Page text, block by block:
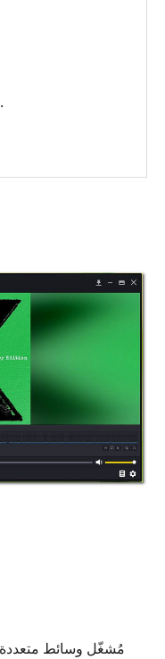
بين مستخدمي الويندوز فقط.
مُشغّل وسائط متعددة